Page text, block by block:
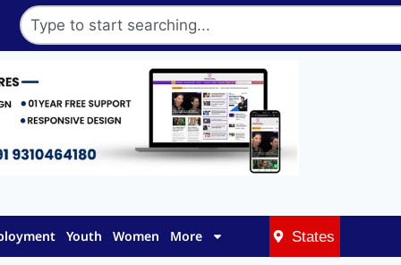
Youth Women More States